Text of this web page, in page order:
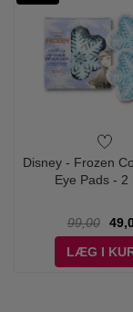
Disney - Frozen
Eye Pads - 2
99,00
LÆG I